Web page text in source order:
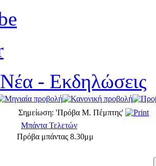
Νέα - Εκδηλώσεις
Σημείωση: 'Πρόβα Μ. Πέμπτης'
Μπάντα Τελετών
Πρόβα μπάντας 8.30μμ